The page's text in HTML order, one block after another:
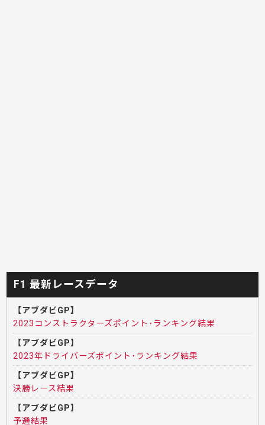
F1 最新レースデータ
【アブダビGP】
2023コンストラクターズポイント･ランキング結果
【アブダビGP】
2023年ドライバーズポイント･ランキング結果
【アブダビGP】
決勝レース結果
【アブダビGP】
予選結果